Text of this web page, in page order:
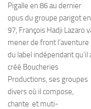
Pigalle en 86 au dernier
opus du groupe parigot en
97, François Hadji Lazaro
mener de front l’aventure
du label indépendant qu’il
créé Boucheries
Productions, ses groupes
divers où il compose,
chante et muti-